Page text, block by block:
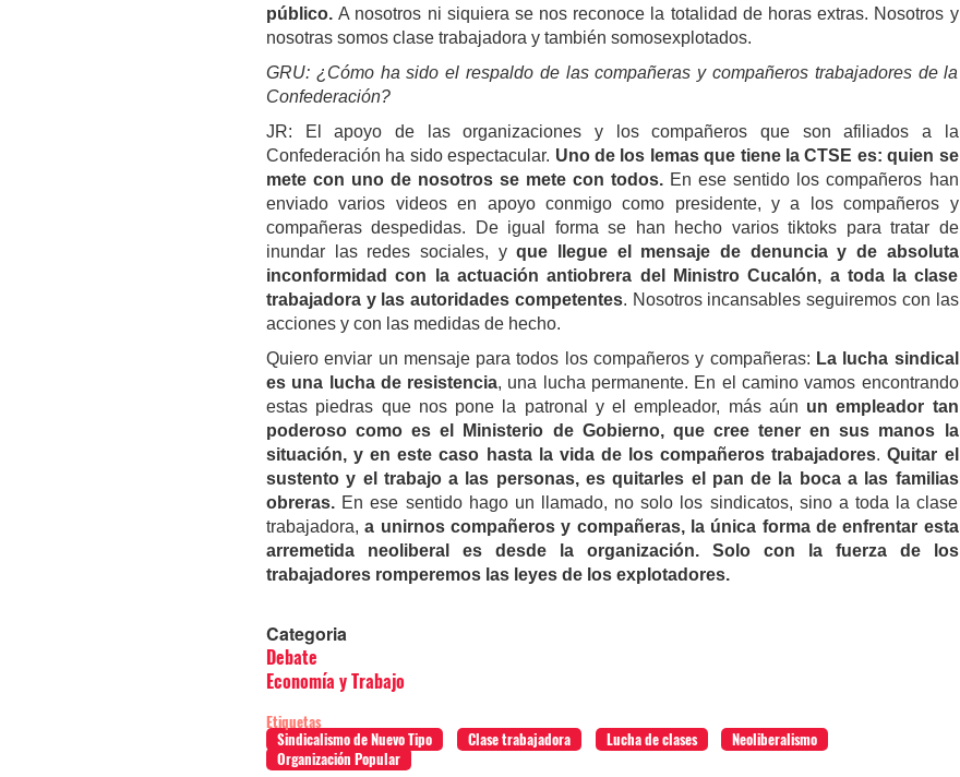
público.A nosotros ni siquiera se nos reconoce la totalidad de horas extras. Nosotros y
nosotras somos clase trabajadora y también somosexplotados.
GRU: ¿Cómo ha sido el respaldo de las compañeras y compañeros trabajadores de la
Confederación?
JR: El apoyo de las organizaciones y los compañeros que son afiliados a la
Confederación ha sido espectacular. Uno de los lemas que tiene la CTSE es: quien se
mete con uno de nosotros se mete con todos. En ese sentido los compañeros han
enviado varios videos en apoyo conmigo como presidente, y a los compañeros y
compañeras despedidas. De igual forma se han hecho varios tiktoks para tratar de
inundar las redes sociales, yque llegue el mensaje de denuncia y de absoluta
inconformidad con la actuación antiobrera del Ministro Cucalón, a toda la clase
trabajadora y las autoridades competentes. Nosotros incansables seguiremos con las
acciones y con las medidas de hecho.
Quiero enviar un mensaje para todos los compañeros y compañeras: La lucha sindical
es una lucha de resistencia, una lucha permanente. En el camino vamos encontrando
estas piedras que nos pone la patronal y el empleador, más aún un empleador tan
poderoso como es el Ministerio de Gobierno, que cree tener en sus manos la
situación, y en este caso hasta la vida de los compañeros trabajadores.Quitar el
sustento y el trabajo a las personas, es quitarles el pan de la boca a las familias
obreras. En ese sentido hago un llamado, no solo los sindicatos, sino a toda la clase
trabajadora,a unirnos compañeros y compañeras, la única forma de enfrentar esta
arremetida neoliberal es desde la organización.
Solo con la fuerza de los
trabajadores romperemos las leyes de los explotadores.
Categoria
Debate
Economía y Trabajo
Etiquetas
Sindicalismo de Nuevo Tipo
Clase trabajadora Lucha de clases
Neoliberalismo
Organización Popular